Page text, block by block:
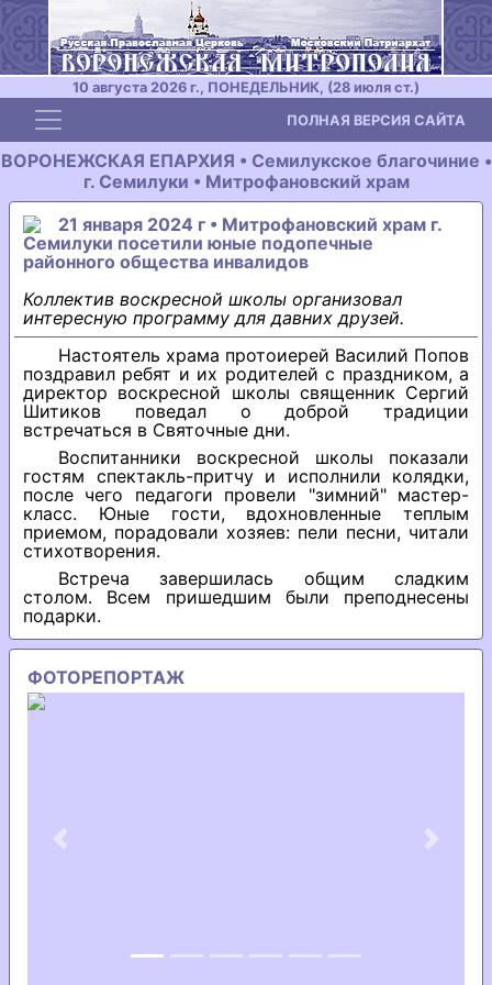
10 августа 2026 г., ПОНЕДЕЛЬНИК, (28 июля ст.)
Toggle navigation ПОЛНАЯ ВЕРСИЯ САЙТА
ВОРОНЕЖСКАЯ ЕПАРХИЯ • Семилукское благочиние •
г. Семилуки • Митрофановский храм
21 января 2024 г • Митрофановский храм г.
Семилуки посетили юные подопечные
районного общества инвалидов
Коллектив воскресной школы организовал
интересную программу для давних друзей.
Настоятель храма протоиерей Василий Попов
поздравил ребят и их родителей с праздником, а
директор воскресной школы священник Сергий
Шитиков поведал о доброй традиции
встречаться в Святочные дни.
Воспитанники воскресной школы показали
гостям спектакль-притчу и исполнили колядки,
после чего педагоги провели "зимний" мастер-
класс. Юные гости, вдохновленные теплым
приемом, порадовали хозяев: пели песни, читали
стихотворения.
Встреча завершилась общим сладким
столом. Всем пришедшим были преподнесены
подарки.
ФОТОРЕПОРТАЖ
Previous Next